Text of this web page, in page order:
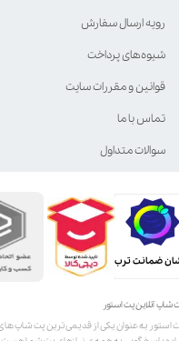
شاپ آنلاین پت استور
ضمانت ترب
رویه ارسال سفارش
شیوه‌های پرداخت
قوانین و مقررات سایت
تماس با ما
سوالات متداول